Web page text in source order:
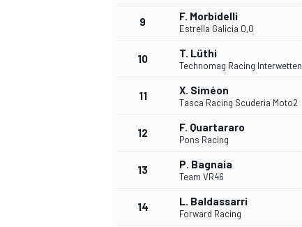
9 F. Morbidelli
Estrella Galicia 0,0
10 T. Lüthi
Technomag Racing Interwetten
11 X. Siméon
Tasca Racing Scuderia Moto2
12 F. Quartararo
Pons Racing
13 P. Bagnaia
Team VR46
14 L. Baldassarri
Forward Racing